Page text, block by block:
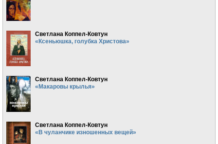
Светлана Коппел-Ковтун
«Ксеньюшка, голубка Христова»
Светлана Коппел-Ковтун
«Макаровы крылья»
Светлана Коппел-Ковтун
«В чуланчике изношенных вещей»